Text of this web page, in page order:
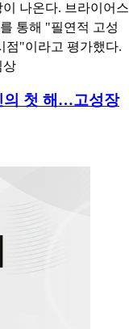
나온다. 브라이어스
통해 "필연적 고성
점"이라고 평가했다.
상
의 첫 해…고성장